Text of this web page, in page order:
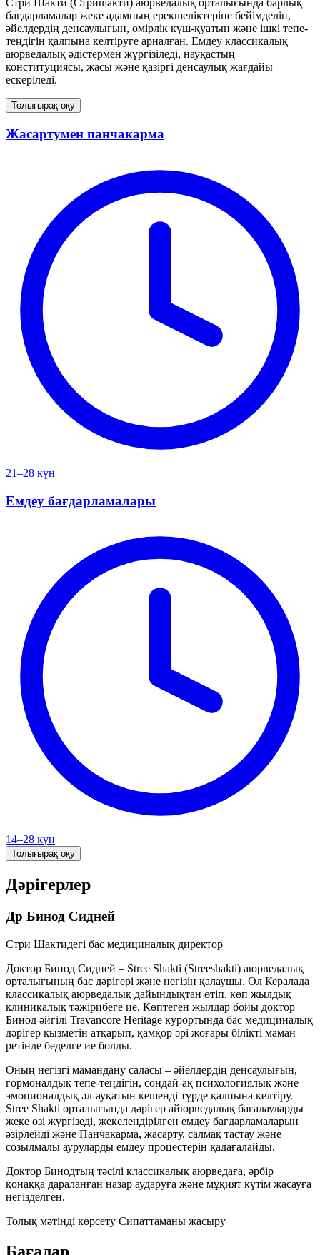
Стри Шакти (Стришакти) аюрведалық орталығында барлық
бағдарламалар жеке адамның ерекшеліктеріне бейімделіп,
әйелдердің денсаулығын, өмірлік күш-қуатын және ішкі тепе-
теңдігін қалпына келтіруге арналған. Емдеу классикалық
аюрведалық әдістермен жүргізіледі, науқастың
конституциясы, жасы және қазіргі денсаулық жағдайы
ескеріледі.
Толығырақ оқу
Жасартумен панчакарма
21–28 күн
Емдеу бағдарламалары
14–28 күн
Толығырақ оқу
Дәрігерлер
Др Бинод Сидней
Стри Шактидегі бас медициналық директор
Доктор Бинод Сидней – Stree Shakti (Streeshakti) аюрведалық
орталығының бас дәрігері және негізін қалаушы. Ол Кералада
классикалық аюрведалық дайындықтан өтіп, көп жылдық
клиникалық тәжірибеге ие. Көптеген жылдар бойы доктор
Бинод әйгілі Travancore Heritage курортында бас медициналық
дәрігер қызметін атқарып, қамқор әрі жоғары білікті маман
ретінде беделге ие болды.
Оның негізгі мамандану саласы – әйелдердің денсаулығын,
гормоналдық тепе-теңдігін, сондай-ақ психологиялық және
эмоционалдық әл-ауқатын кешенді түрде қалпына келтіру.
Stree Shakti орталығында дәрігер айюрведалық бағалауларды
жеке өзі жүргізеді, жекелендірілген емдеу бағдарламаларын
әзірлейді және Панчакарма, жасарту, салмақ тастау және
созылмалы ауруларды емдеу процестерін қадағалайды.
Доктор Бинодтың тәсілі классикалық аюрведаға, әрбір
қонаққа дараланған назар аударуға және мұқият күтім жасауға
негізделген.
Толық мәтінді көрсету Сипаттаманы жасыру
Бағалар